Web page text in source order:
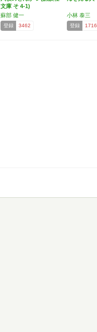
文庫 そ 4-1)
蘇部 健一
登録 3462
小林 泰三
登録 1716